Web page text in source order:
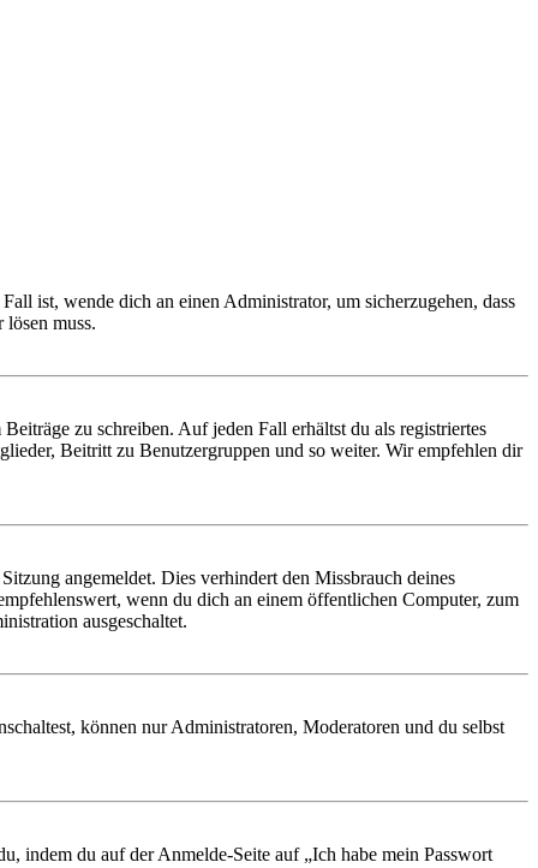
ist, wende dich an einen Administrator, um sicherzugehen, dass
muss.
zu schreiben. Auf jeden Fall erhältst du als registriertes
Beitritt zu Benutzergruppen und so weiter. Wir empfehlen dir
angemeldet. Dies verhindert den Missbrauch deines
wenn du dich an einem öffentlichen Computer, zum
ausgeschaltet.
können nur Administratoren, Moderatoren und du selbst
indem du auf der Anmelde-Seite auf „Ich habe mein Passwort